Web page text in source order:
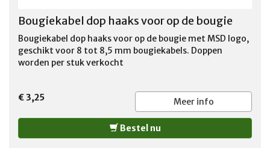
Bougiekabel dop haaks voor op de bougie
Bougiekabel dop haaks voor op de bougie met MSD logo,
geschikt voor 8 tot 8,5 mm bougiekabels. Doppen
worden per stuk verkocht
€ 3,25 Meer info
Bestel nu